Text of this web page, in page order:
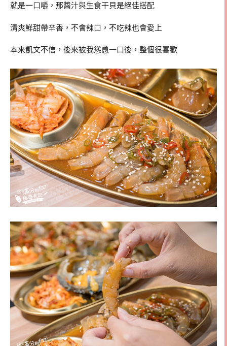
就是一口嚼，那醬汁與生食干貝是絕佳搭配
清爽鮮甜帶辛香，不會辣口，不吃辣也會愛上
本來凱文不信，後來被我慫恿一口後，整個很喜歡